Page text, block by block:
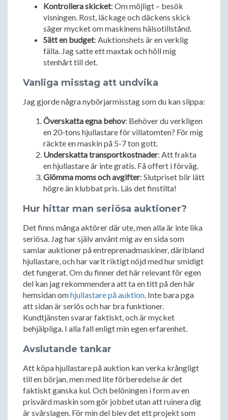
Kontrollera skicket: Om möjligt – besök
visningen. Rost, läckage och däckens skick
säger mycket om maskinens hälsotillstånd.
Sätt en budget: Auktionshets är en verklig
fälla. Jag satte ett maxtak och höll mig
stenhårt till det.
Vanliga misstag att undvika
Jag gjorde några nybörjarmisstag som du kan slippa:
Överskatta egna behov: Behöver du verkligen
en 20-tons hjullastare för villatomten? För mig
räckte en maskin på 5-7 ton gott.
Underskatta transportkostnader: Att frakta
en hjullastare är inte gratis. Få offert i förväg.
Glömma moms och avgifter: Slutpriset blir lätt
högre än klubbat pris. Läs det finstilta!
Hur hittar man seriösa auktioner?
Det finns många aktörer där ute, men alla är inte lika
seriösa. Jag har själv använt mig av en sida som
samlar auktioner på entreprenadmaskiner, däribland
hjullastare, och har varit riktigt nöjd med hur smidigt
det fungerat. Om du finner det här relevant för egen
del kan jag rekommendera att ta en titt på den här
hemsidan omhjullastare på auktion. Inte bara pga
att sidan är seriös och har bra funktioner.
Kundtjänsten svarar faktiskt, och är mycket
behjälpliga. I alla fall enligt min egen erfarenhet.
Avslutande tankar
Att köpa hjullastare på auktion kan verka krångligt
till en början, men med lite förberedelse är det
faktiskt ganska kul. Och belöningen i form av en
prisvärd maskin som gör jobbet utan att ruinera dig
är svårslagen. För min del blev det ett projekt som